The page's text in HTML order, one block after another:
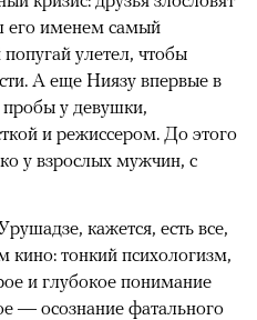
его именем самый
улетел, чтобы
А еще Ниязу впервые в
у девушки,
и режиссером. До этого
у взрослых мужчин, с
кажется, есть все,
тонкий психологизм,
и глубокое понимание
— осознание фатального